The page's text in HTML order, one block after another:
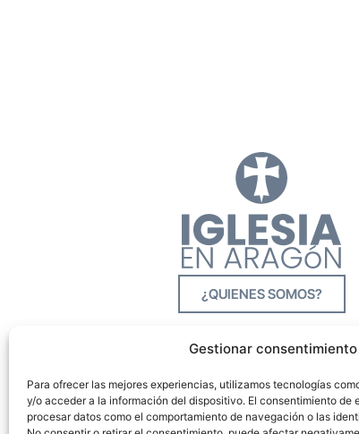
Gestionar consentimiento
Para ofrecer las mejores experiencias, utilizamos tecnologías
y/o acceder a la información del dispositivo. El consentimiento de
procesar datos como el comportamiento de navegación o las
¿QUIENES SOMOS?